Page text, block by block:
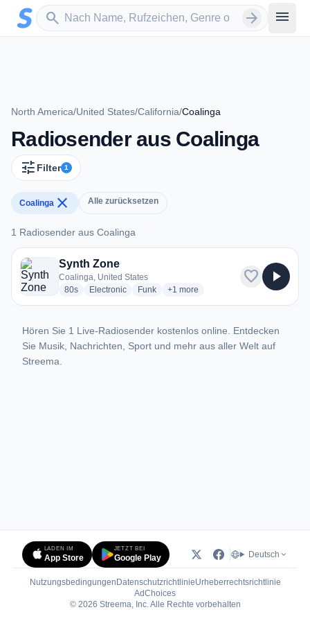
Zum Hauptinhalt springen
search
Sender suchen arrow_forward menu
North America/United States/California/Coalinga
Radiosender aus Coalinga
tune Filter 1
Coalinga close Alle zurücksetzen
1 Radiosender aus Coalinga
1 Radiosender aus Coalinga
Synth Zone
Coalinga, United States
80sradio stations
Electronicradio stations
Funkradio stations
+1 more genres for Synth Zone
more
favorite play_arrow
Hören Sie 1 Live-Radiosender kostenlos online. Entdecken
Sie Musik, Nachrichten, Sport und mehr aus aller Welt auf
Streema.
LADEN IM
App Store
JETZT BEI
Google Play Deutsch
Nutzungsbedingungen DatenschutzrichtlinieUrheberrechtsrichtlinie
AdChoices(öffnet in neuem Tab)
© 2026 Streema, Inc. Alle Rechte vorbehalten